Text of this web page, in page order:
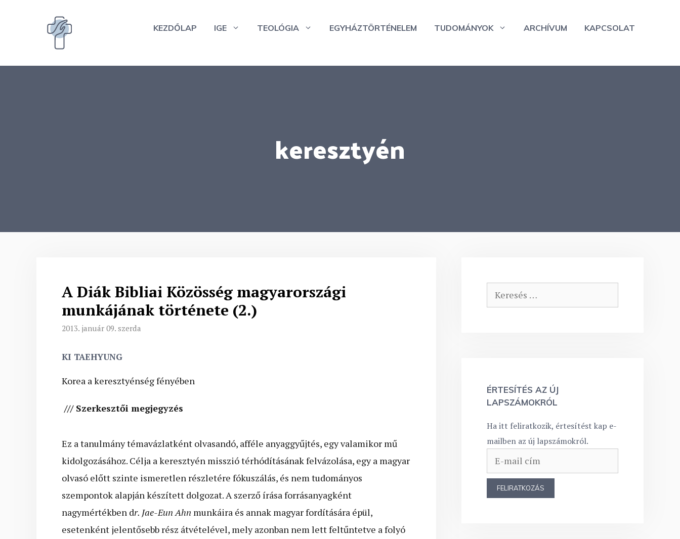
KEZDŐLAP IGE TEOLÓGIA EGYHÁZTÖRTÉNELEM TUDOMÁNYOK ARCHÍVUM KAPCSOLAT
keresztyén
A Diák Bibliai Közösség magyarországi
munkájának története (2.)
2013. január 09. szerda
KI TAEHYUNG
Korea a keresztyénség fényében
///Szerkesztői megjegyzés
Ez a tanulmány témavázlatként olvasandó, afféle anyaggyűjtés, egy valamikor mű
kidolgozásához. Célja a keresztyén misszió térhódításának felvázolása, egy a magyar
olvasó előtt szinte ismeretlen részletére fókuszálás, és nem tudományos
szempontok alapján készített dolgozat. A szerző írása forrásanyagként
nagymértékben dr. Jae-Eun Ahn munkáira és annak magyar fordítására épül,
esetenként jelentősebb rész átvételével, mely azonban nem lett feltűntetve a folyó
Keresés:
ÉRTESÍTÉS AZ ÚJ
LAPSZÁMOKRÓL
Ha itt feliratkozik, értesítést kap e-
mailben az új lapszámokról.